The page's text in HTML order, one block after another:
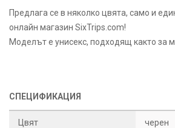
Предлага се в няколко цвята, само и
онлайн магазин SixTrips.com!
Моделът е унисекс, подходящ както за
СПЕЦИФИКАЦИЯ
Цвят черен